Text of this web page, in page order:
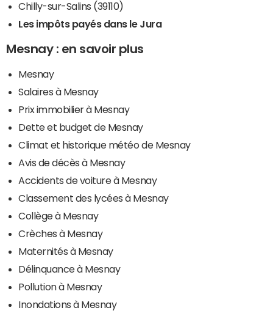
Chilly-sur-Salins (39110)
Les impôts payés dans le Jura
Mesnay : en savoir plus
Mesnay
Salaires à Mesnay
Prix immobilier à Mesnay
Dette et budget de Mesnay
Climat et historique météo de Mesnay
Avis de décès à Mesnay
Accidents de voiture à Mesnay
Classement des lycées à Mesnay
Collège à Mesnay
Crèches à Mesnay
Maternités à Mesnay
Délinquance à Mesnay
Pollution à Mesnay
Inondations à Mesnay